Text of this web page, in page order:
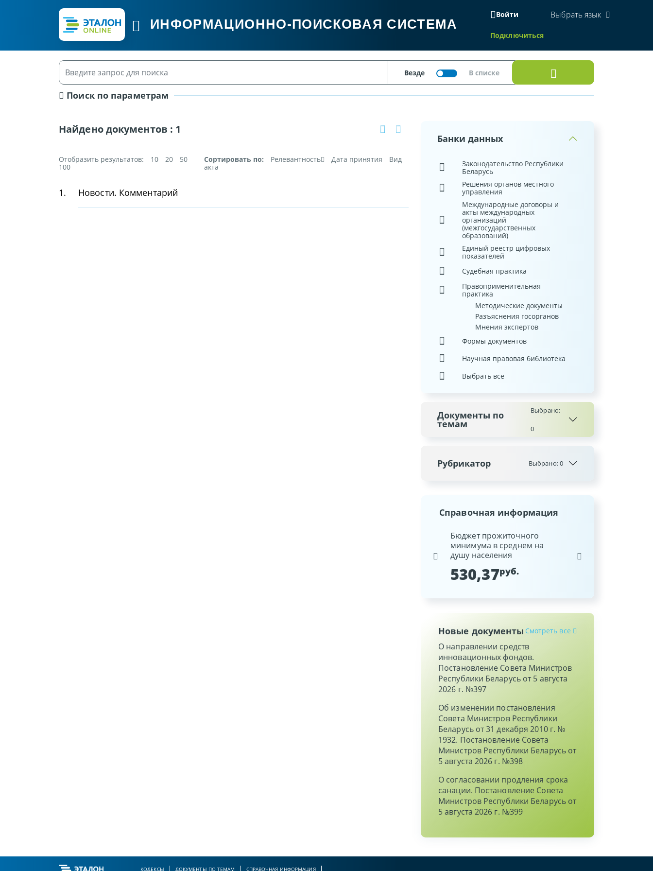
ИНФОРМАЦИОННО-ПОИСКОВАЯ СИСТЕМА
Войти
Подключиться
Выбрать язык
Поиск по параметрам
Найдено документов : 1
Отобразить результатов: 10 20
50
100
Сортировать по: Релевантность Дата принятия
Вид
акта
1. Новости. Комментарий
Банки данных
Законодательство Республики
Беларусь
Решения органов местного
управления
Международные договоры и
акты международных
организаций
(межгосударственных
образований)
Единый реестр цифровых
показателей
Судебная практика
Правоприменительная
практика
Методические документы
Разъяснения госорганов
Мнения экспертов
Формы документов
Научная правовая библиотека
Выбрать все
Документы по
темам
Выбрано:
0
Рубрикатор Выбрано:0
Справочная информация
Бюджет прожиточного
минимума в среднем на
душу населения
530,37руб.
Республики Беларусь
Новые документы Смотреть все
О направлении средств
инновационных фондов.
Постановление Совета Министров
Республики Беларусь от 5 августа
2026 г. №397
Об изменении постановления
Совета Министров Республики
Беларусь от 31 декабря 2010 г. №
1932. Постановление Совета
Министров Республики Беларусь от
5 августа 2026 г. №398
О согласовании продления срока
санации. Постановление Совета
Министров Республики Беларусь от
5 августа 2026 г. №399
КОДЕКСЫ ДОКУМЕНТЫ ПО ТЕМАМ СПРАВОЧНАЯ ИНФОРМАЦИЯ